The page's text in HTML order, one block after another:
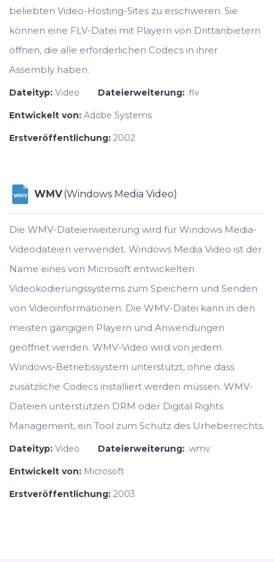
beliebten Video-Hosting-Sites zu erschweren. Sie
können eine FLV-Datei mit Playern von Drittanbietern
öffnen, die alle erforderlichen Codecs in ihrer
Assembly haben.
Dateityp: Video Dateierweiterung: .flv
Entwickelt von: Adobe Systems
Erstveröffentlichung: 2002
WMV WMV(Windows Media Video)
Die WMV-Dateierweiterung wird für Windows Media-
Videodateien verwendet. Windows Media Video ist der
Name eines von Microsoft entwickelten
Videokodierungssystems zum Speichern und Senden
von Videoinformationen. Die WMV-Datei kann in den
meisten gängigen Playern und Anwendungen
geöffnet werden. WMV-Video wird von jedem
Windows-Betriebssystem unterstützt, ohne dass
zusätzliche Codecs installiert werden müssen. WMV-
Dateien unterstützen DRM oder Digital Rights
Management, ein Tool zum Schutz des Urheberrechts.
Dateityp: Video Dateierweiterung: .wmv
Entwickelt von: Microsoft
Erstveröffentlichung: 2003